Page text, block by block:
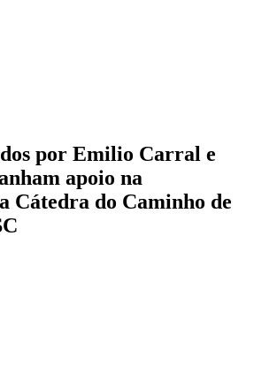
por Emilio Carral e
apoio na
Cátedra do Caminho de